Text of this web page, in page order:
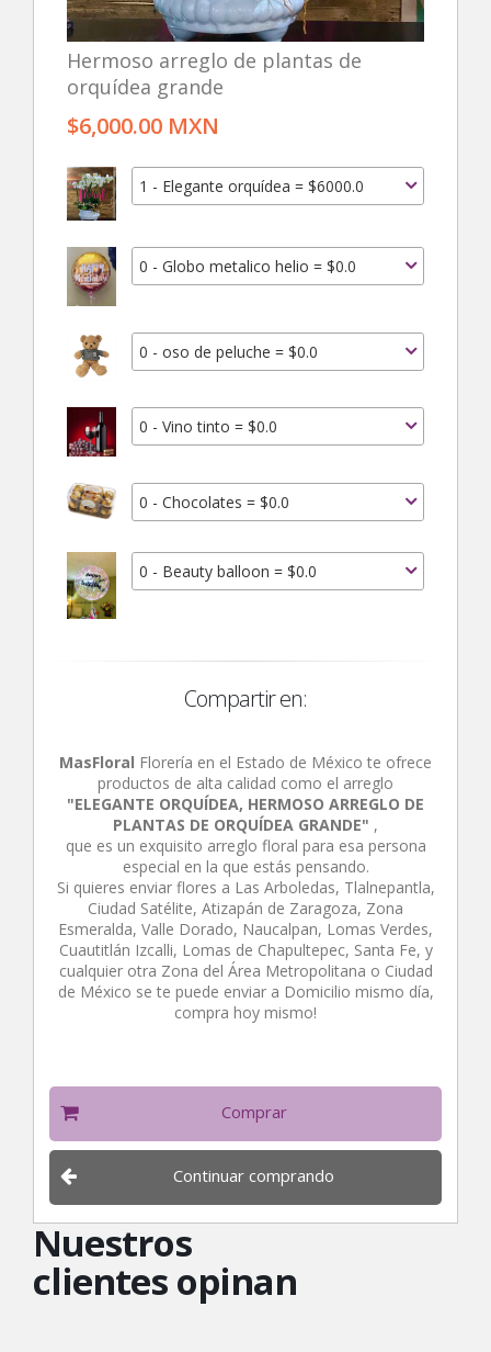
Hermoso arreglo de plantas de
orquídea grande
$6,000.00 MXN
1 - Elegante orquídea = $6000.0
0 - Globo metalico helio = $0.0
0 - oso de peluche = $0.0
0 - Vino tinto = $0.0
0 - Chocolates = $0.0
0 - Beauty balloon = $0.0
Compartir en:
MasFloral Florería en el Estado de México te ofrece
productos de alta calidad como el arreglo
"ELEGANTE ORQUÍDEA, HERMOSO ARREGLO DE
PLANTAS DE ORQUÍDEA GRANDE" ,
que es un exquisito arreglo floral para esa persona
especial en la que estás pensando.
Si quieres enviar flores a Las Arboledas, Tlalnepantla,
Ciudad Satélite, Atizapán de Zaragoza, Zona
Esmeralda, Valle Dorado, Naucalpan, Lomas Verdes,
Cuautitlán Izcalli, Lomas de Chapultepec, Santa Fe, y
cualquier otra Zona del Área Metropolitana o Ciudad
de México se te puede enviar a Domicilio mismo día,
compra hoy mismo!
Comprar
Continuar comprando
Nuestros
clientes opinan